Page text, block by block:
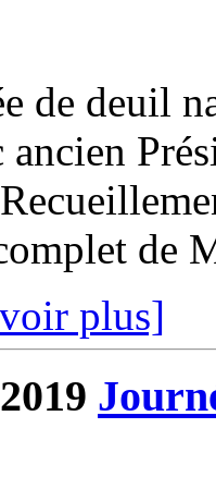
de deuil
ancien
de
plus]